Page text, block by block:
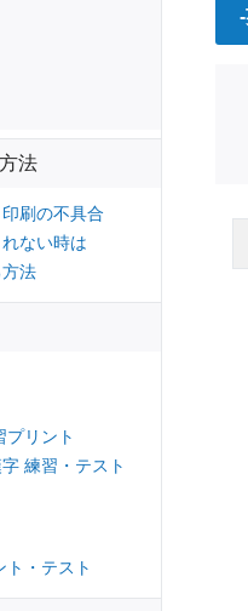
法
刷の不具合
ない時は
法
プリント
練習・テスト
ト・テスト